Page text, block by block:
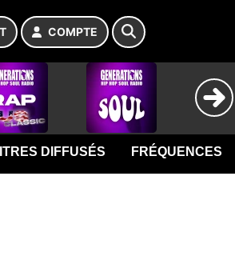
COMPTE
DIFFUSÉS FRÉQUENCES